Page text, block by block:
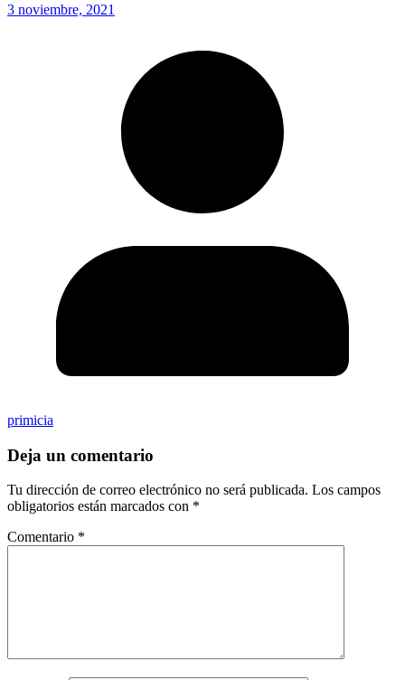
3 noviembre, 2021
primicia
Deja un comentario
Tu dirección de correo electrónico no será publicada. Los campos
obligatorios están marcados con *
Comentario *